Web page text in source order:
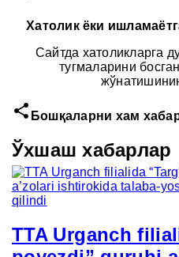
Хатолик ёки
Сайтда хатоликларга
тугмаларини
share Бошқаларни хам
Ўхшаш хабарлар
TTA Urganch